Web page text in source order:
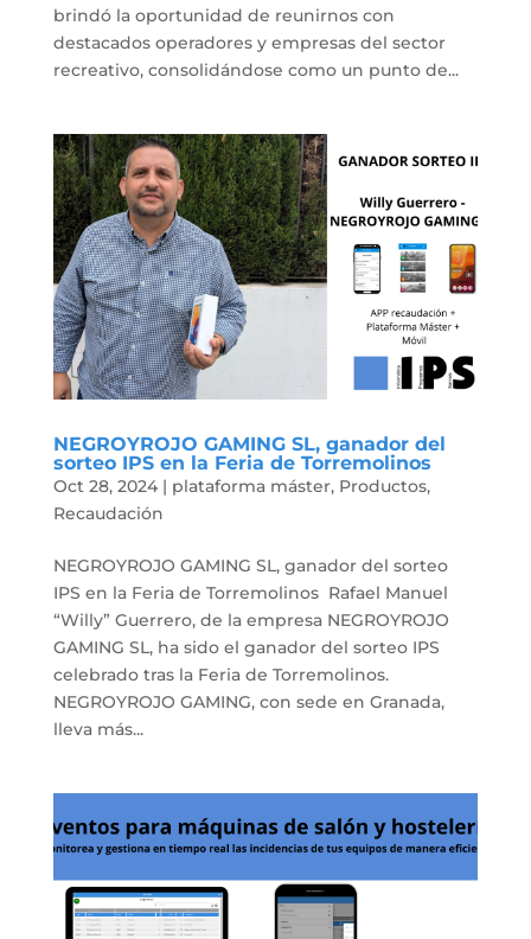
brindó la oportunidad de reunirnos con
destacados operadores y empresas del sector
recreativo, consolidándose como un punto de...
NEGROYROJO GAMING SL, ganador del
sorteo IPS en la Feria de Torremolinos
Oct 28, 2024| plataforma máster, Productos,
Recaudación
NEGROYROJO GAMING SL, ganador del sorteo
IPS en la Feria de Torremolinos Rafael Manuel
“Willy” Guerrero, de la empresa NEGROYROJO
GAMING SL, ha sido el ganador del sorteo IPS
celebrado tras la Feria de Torremolinos.
NEGROYROJO GAMING, con sede en Granada,
lleva más...